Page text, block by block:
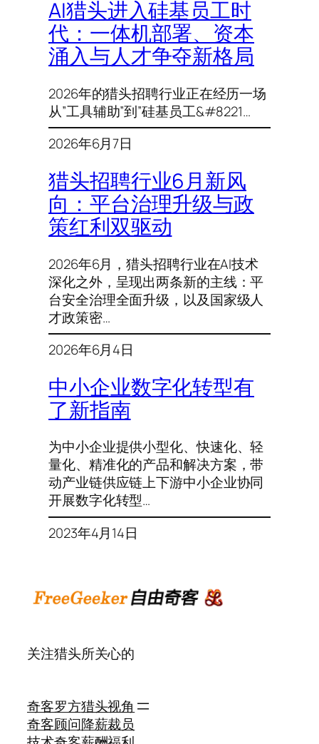
AI猎头进入硅基员工时
代：一体机部署、资本
涌入与人才争夺新格局
2026年的猎头招聘行业正在经历一场
从”工具辅助”到”硅基员工&#8221…
2026年6月7日
猎头招聘行业6月新风
向：平台治理升级与政
策红利双驱动
2026年6月，猎头招聘行业在AI技术
深化之外，呈现出两条新的主线：平
台安全治理全面升级，以及国家级人
才政策密…
2026年6月4日
中小企业数字化转型有
了新指南
为中小企业提供小型化、快速化、轻
量化、精准化的产品和解决方案，带
动产业链供应链上下游中小企业协同
开展数字化转型…
2023年4月14日
关注猎头所关心的
奇客罗方
奇客顾问
猎头视角
降薪裁员